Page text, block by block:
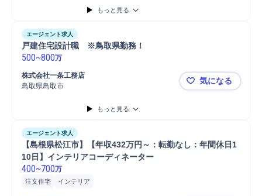
もっと見る
エージェント求人
500~800万
株式会社一条工務店
鳥取県鳥取市
戸建住宅
気になる
もっと見る
エージェント求人
【島根県松江市】【年収432万円～：転勤なし：年間休日1
10日】インテリアコーディネーター
400~700万
注文住宅 インテリア